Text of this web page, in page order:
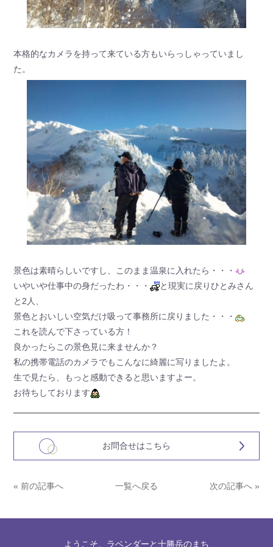
本格的なカメラを持って来ている方もいらっしゃっていまし
た。
景色は素晴らしいですし、このまま温泉に入れたら・・・
いやいや仕事中の身だったわ・・・
と現実に戻りひとみさん
と2人、
景色とおいしい空気だけ吸って事務所に戻りました・・・
これを読んで下さっている方！
良かったらこの景色見に来ませんか？
私の携帯電話のカメラでもこんなに綺麗に写りましたよ。
生で見たら、もっと感動できると思いますよー。
お待ちしております
お問合せはこちら
« 前の記事へ 一覧へ戻る 次の記事へ »
ようこそ、ラベンダーと十勝岳のまち